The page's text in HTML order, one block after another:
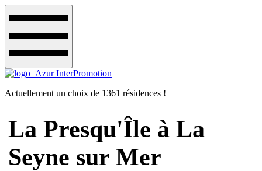
Actuellement un choix de 1361 résidences !
La Presqu'Île à La
Seyne sur Mer